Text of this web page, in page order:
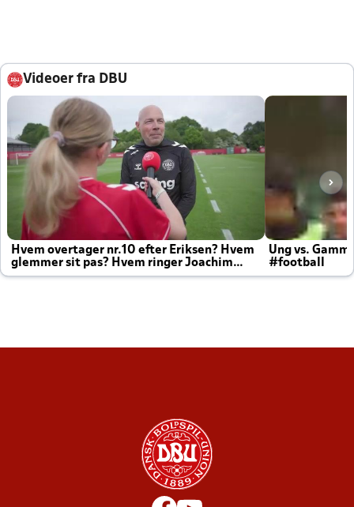
Videoer fra DBU
Hvem overtager nr.10 efter Eriksen? Hvem
glemmer sit pas? Hvem ringer Joachim
altid til efter kampe?
Ung vs.
#football